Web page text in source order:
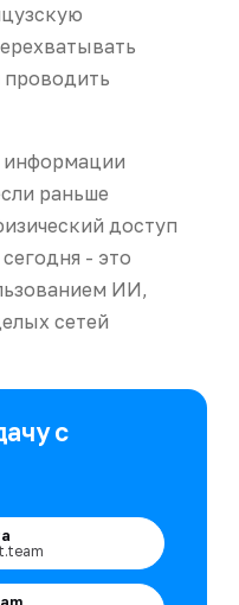
информации
раньше
доступ
- это
ИИ,
сетей
с